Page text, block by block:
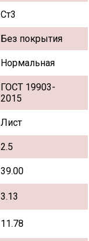
Ст3
Без покрытия
Нормальная
ГОСТ 19903-
2015
Лист
2.5
39.00
3.13
11.78